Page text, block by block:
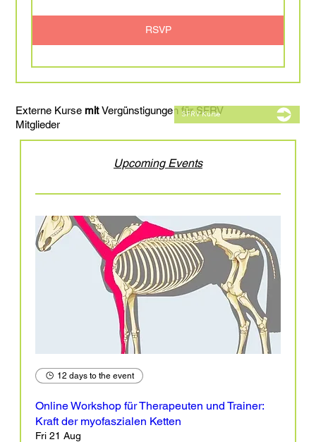
RSVP
Externe Kurse mitVergünstigungen für SFRV
Mitglieder
SFRV Kurse
Upcoming Events
12 days to the event
Online Workshop für Therapeuten und Trainer:
Kraft der myofaszialen Ketten
Fri 21 Aug